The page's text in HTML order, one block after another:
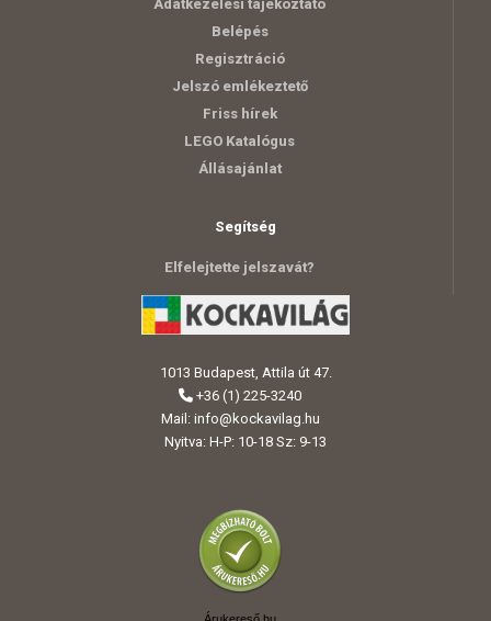
Adatkezelési tájékoztató
Belépés
Regisztráció
Jelszó emlékeztető
Friss hírek
LEGO Katalógus
Állásajánlat
Segítség
Elfelejtette jelszavát?
1013 Budapest, Attila út 47.
+36 (1) 225-3240
Mail: info@kockavilag.hu
Nyitva: H-P: 10-18 Sz: 9-13